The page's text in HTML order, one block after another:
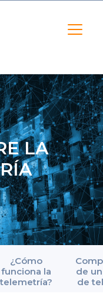
LA
¿Cómo
funciona la
telemetría?
de
de